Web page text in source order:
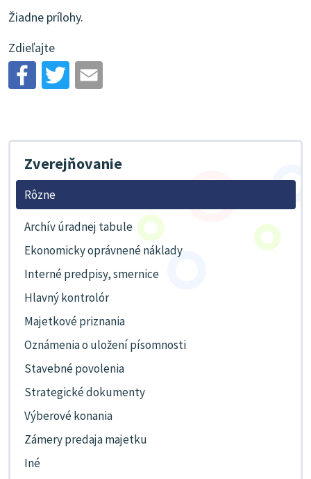
Žiadne prílohy.
Zdieľajte
Zverejňovanie
Rôzne
Archív úradnej tabule
Ekonomicky oprávnené náklady
Interné predpisy, smernice
Hlavný kontrolór
Majetkové priznania
Oznámenia o uložení písomnosti
Stavebné povolenia
Strategické dokumenty
Výberové konania
Zámery predaja majetku
Iné